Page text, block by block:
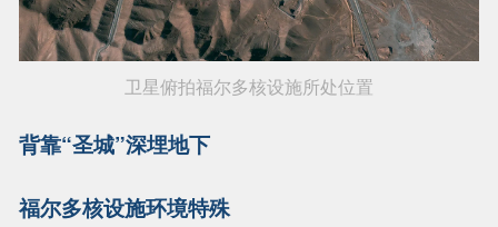
卫星俯拍福尔多核设施所处位置
背靠“圣城”深埋地下
福尔多核设施环境特殊